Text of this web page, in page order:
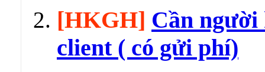
[HKGH] Cần
client ( có gửi phí)